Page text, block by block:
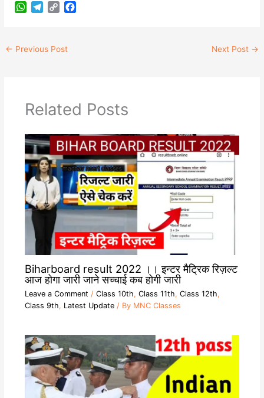
W
s
g
C
L
← Previous Post Next Post →
Related Posts
Biharboard result 2022 ।। इन्टर मैट्रिक रिज़ल्ट
आज होगा जारी जाने सच्चाई कब होगी जारी
Leave a Comment / Class 10th, Class 11th, Class 12th,
Class 9th, Latest Update/ By MNC Classes